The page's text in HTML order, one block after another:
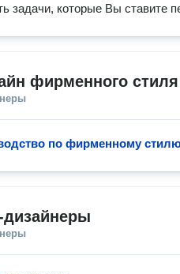
задачи, которые Вы ставите
фирменного стиля
по фирменному
дизайнеры